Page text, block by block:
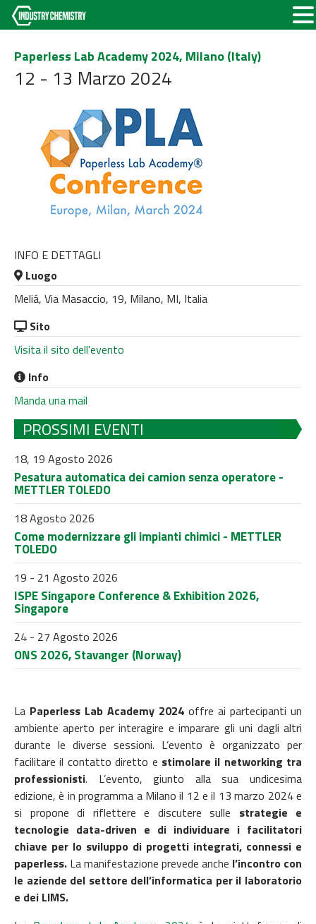
Paperless Lab Academy 2024, Milano (Italy)
12 - 13 Marzo 2024
INFO E DETTAGLI
Luogo
Meliá, Via Masaccio, 19, Milano, MI, Italia
Sito
Visita il sito dell'evento
Info
Manda una mail
PROSSIMI EVENTI
18, 19 Agosto 2026
Pesatura automatica dei camion senza operatore -
METTLER TOLEDO
18 Agosto 2026
Come modernizzare gli impianti chimici - METTLER
TOLEDO
19 - 21 Agosto 2026
ISPE Singapore Conference & Exhibition 2026,
Singapore
24 - 27 Agosto 2026
ONS 2026, Stavanger (Norway)
La Paperless Lab Academy 2024 offre ai partecipanti un
ambiente aperto per interagire e imparare gli uni dagli altri
durante le diverse sessioni. L’evento è organizzato per
facilitare il contatto diretto e stimolare il networking tra
professionisti. L’evento, giunto alla sua undicesima
edizione, è in programma a Milano il 12 e il 13 marzo 2024 e
si propone di riflettere e discutere sulle strategie e
tecnologie data-driven e di individuare i facilitatori
chiave per lo sviluppo di progetti integrati, connessi e
paperless. La manifestazione prevede anche l’incontro con
le aziende del settore dell’informatica per il laboratorio
e dei LIMS.